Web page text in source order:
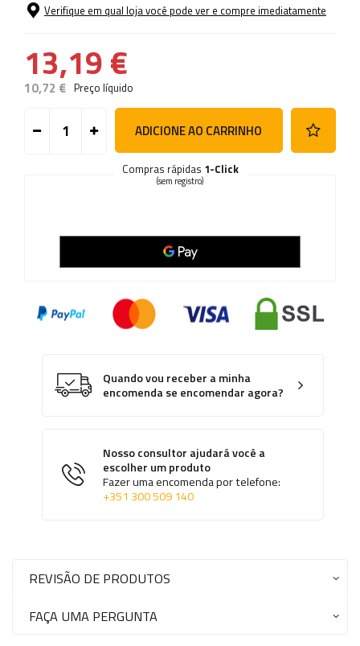
Verifique em qual loja você pode ver e compre imediatamente
13,19 €
10,72 € Preço líquido
ADICIONE AO CARRINHO
Compras rápidas 1-Click
(sem registro)
Quando vou receber a minha
encomenda se encomendar agora?
Nosso consultor ajudará você a
escolher um produto
Fazer uma encomenda por telefone:
+351 300 509 140
REVISÃO DE PRODUTOS
FAÇA UMA PERGUNTA